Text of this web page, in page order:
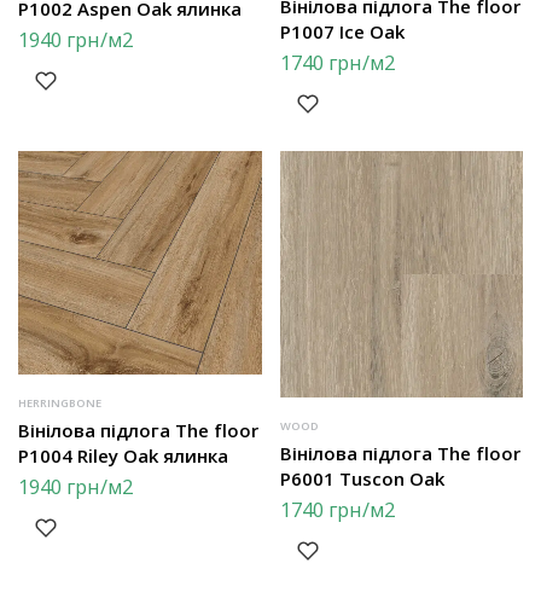
P1002 Aspen Oak ялинка
1940 грн/м2
Вінілова підлога The floor
P1007 Ice Oak
1740 грн/м2
HERRINGBONE
Вінілова підлога The floor
P1004 Riley Oak ялинка
1940 грн/м2
WOOD
Вінілова підлога The floor
P6001 Tuscon Oak
1740 грн/м2